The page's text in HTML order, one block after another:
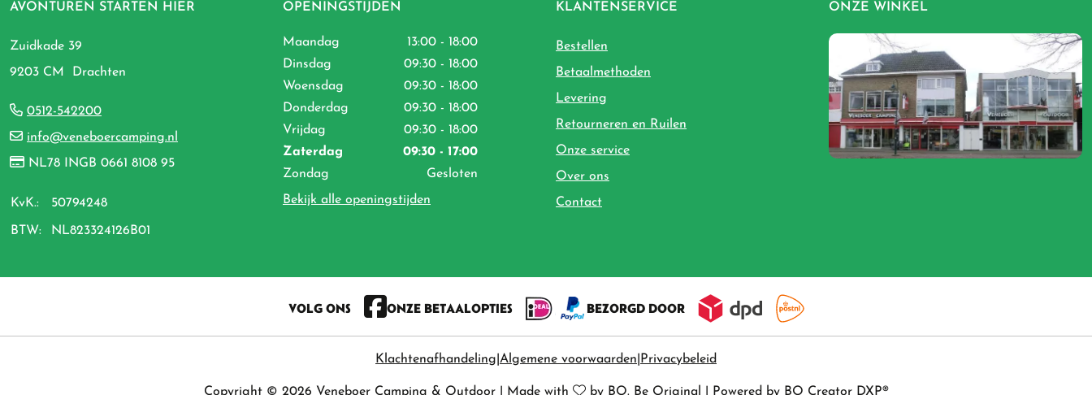
AVONTUREN STARTEN HIER
Zuidkade 39
9203 CM Drachten
0512-542200
info@veneboercamping.nl
NL78 INGB 0661 8108 95
KvK.: 50794248
BTW: NL823324126B01
OPENINGSTIJDEN
Maandag
13:00 - 18:00
Dinsdag
09:30 - 18:00
Woensdag
09:30 - 18:00
Donderdag
09:30 - 18:00
Vrijdag
09:30 - 18:00
Zaterdag
09:30 - 17:00
Zondag
Gesloten
Bekijk alle openingstijden
KLANTENSERVICE
Bestellen
Betaalmethoden
Levering
Retourneren en Ruilen
Onze service
Over ons
Contact
ONZE WINKEL
VOLG ONS ONZE BETAALOPTIES BEZORGD DOOR
Klachtenafhandeling Algemene voorwaarden Privacybeleid
Copyright © 2026 Veneboer Camping & Outdoor Made with by BO. Be Original Powered by BO Creator DXP®